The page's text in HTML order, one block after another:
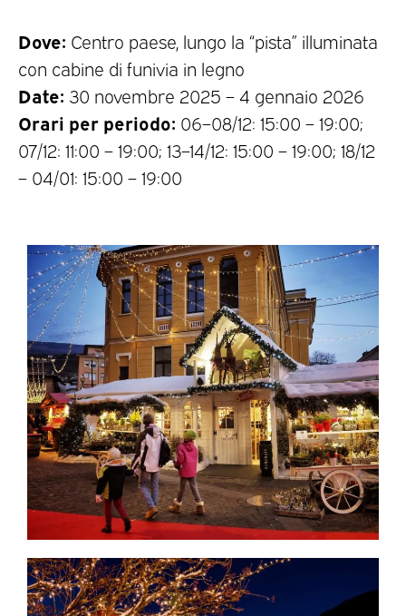
Dove: Centro paese, lungo la “pista” illuminata
con cabine di funivia in legno
Date: 30 novembre 2025 – 4 gennaio 2026
Orari per periodo: 06–08/12: 15:00 – 19:00;
07/12: 11:00 – 19:00; 13–14/12: 15:00 – 19:00; 18/12
– 04/01: 15:00 – 19:00